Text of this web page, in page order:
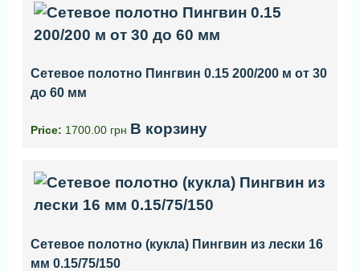
Сетевое полотно Пингвин 0.15 200/200 м от 30
до 60 мм
Price: 1700.00 грн В корзину
Сетевое полотно (кукла) Пингвин из лески 16
мм 0.15/75/150